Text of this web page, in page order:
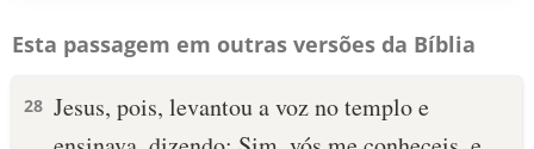
Esta passagem em outras versões da Bíblia
28 Jesus, pois, levantou a voz no templo e